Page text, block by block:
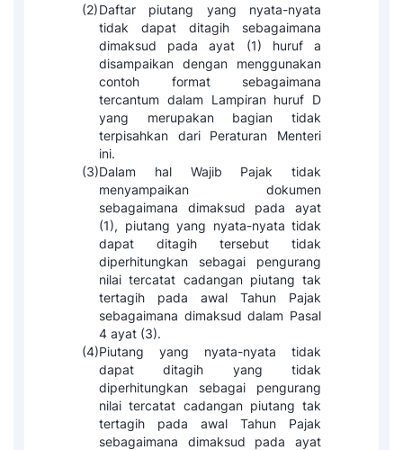
(2)Daftar piutang yang nyata-nyata
tidak dapat ditagih sebagaimana
dimaksud pada ayat (1) huruf a
disampaikan dengan menggunakan
contoh format sebagaimana
tercantum dalam Lampiran huruf D
yang merupakan bagian tidak
terpisahkan dari Peraturan Menteri
ini.
(3)Dalam hal Wajib Pajak tidak
menyampaikan dokumen
sebagaimana dimaksud pada ayat
(1), piutang yang nyata-nyata tidak
dapat ditagih tersebut tidak
diperhitungkan sebagai pengurang
nilai tercatat cadangan piutang tak
tertagih pada awal Tahun Pajak
sebagaimana dimaksud dalam Pasal
4 ayat (3).
(4)Piutang yang nyata-nyata tidak
dapat ditagih yang tidak
diperhitungkan sebagai pengurang
nilai tercatat cadangan piutang tak
tertagih pada awal Tahun Pajak
sebagaimana dimaksud pada ayat